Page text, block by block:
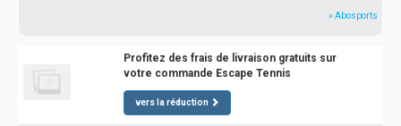
» Abosports
Profitez des frais de livraison gratuits sur
votre commande Escape Tennis
vers la réduction